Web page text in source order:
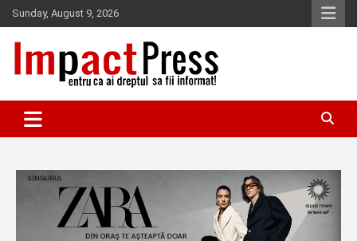
Skip
to
content
Sunday, August 9, 2026
IMPACTPRESS